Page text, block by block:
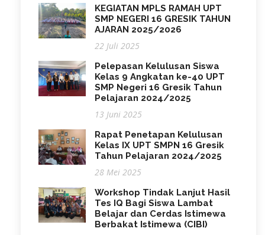
KEGIATAN MPLS RAMAH UPT
SMP NEGERI 16 GRESIK TAHUN
AJARAN 2025/2026
22 Juli 2025
Pelepasan Kelulusan Siswa
Kelas 9 Angkatan ke-40 UPT
SMP Negeri 16 Gresik Tahun
Pelajaran 2024/2025
13 Juni 2025
Rapat Penetapan Kelulusan
Kelas IX UPT SMPN 16 Gresik
Tahun Pelajaran 2024/2025
28 Mei 2025
Workshop Tindak Lanjut Hasil
Tes IQ Bagi Siswa Lambat
Belajar dan Cerdas Istimewa
Berbakat Istimewa (CIBI)